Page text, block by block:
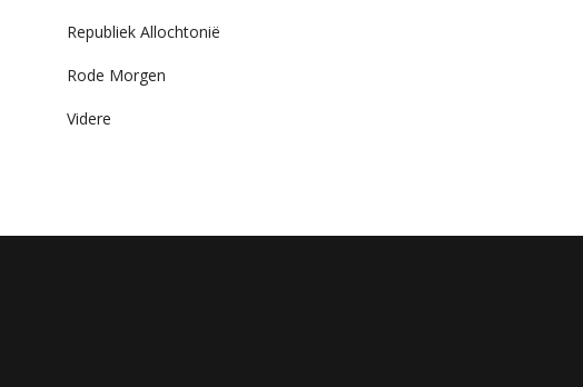
Republiek Allochtonië
Rode Morgen
Videre